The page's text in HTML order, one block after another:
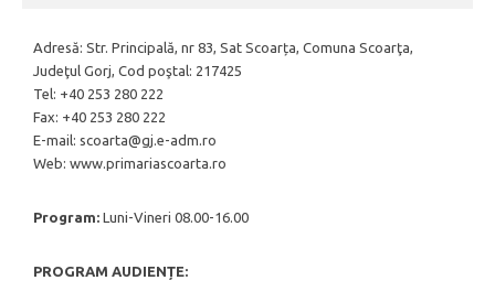
Adresă: Str. Principală, nr 83, Sat Scoarța, Comuna Scoarţa,
Judeţul Gorj, Cod poştal: 217425
Tel: +40 253 280 222
Fax: +40 253 280 222
E-mail: scoarta@gj.e-adm.ro
Web: www.primariascoarta.ro
Program: Luni-Vineri 08.00-16.00
PROGRAM AUDIENȚE: